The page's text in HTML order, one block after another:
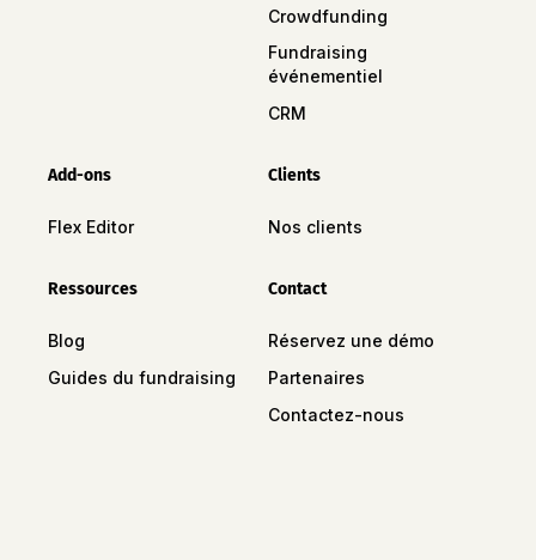
Crowdfunding
Fundraising
événementiel
CRM
Add-ons
Flex Editor
Clients
Nos clients
Ressources
Blog
Guides du fundraising
Contact
Réservez une démo
Partenaires
Contactez-nous